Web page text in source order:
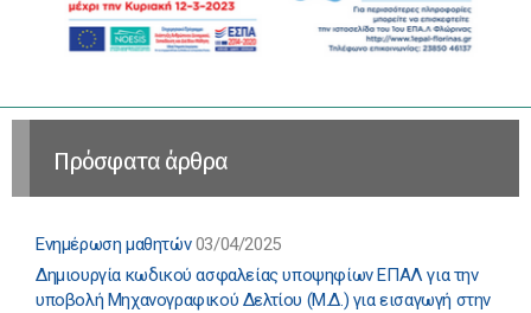
Πρόσφατα άρθρα
Ενημέρωση μαθητών 03/04/2025
Δημιουργία κωδικού ασφαλείας υποψηφίων ΕΠΑΛ για την
υποβολή Μηχανογραφικού Δελτίου (Μ.Δ.) για εισαγωγή στην